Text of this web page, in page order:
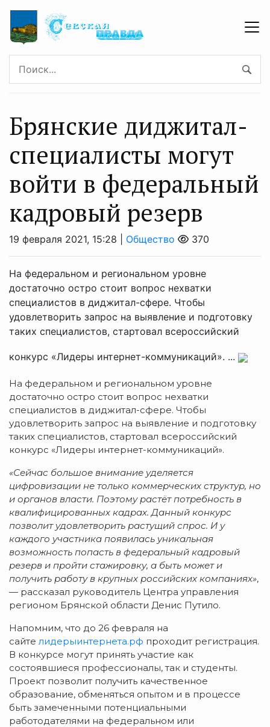
Брянские диджитал-
специалисты могут
войти в федеральный
кадровый резерв
19 февраля 2021, 15:28 | Общество 370
На федеральном и региональном уровне
достаточно остро стоит вопрос нехватки
специалистов в диджитал-сфере. Чтобы
удовлетворить запрос на выявление и подготовку
таких специалистов, стартовал всероссийский
конкурс «Лидеры интернет-коммуникаций». ...
На федеральном и региональном уровне
достаточно остро стоит вопрос нехватки
специалистов в диджитал-сфере. Чтобы
удовлетворить запрос на выявление и подготовку
таких специалистов, стартовал всероссийский
конкурс «Лидеры интернет-коммуникаций».
«Сейчас большое внимание уделяется
цифровизации не только коммерческих структур, но
и органов власти. Поэтому растёт потребность в
квалифицированных кадрах. Данный конкурс
позволит удовлетворить растущий спрос. И у
каждого участника появилась уникальная
возможность попасть в федеральный кадровый
резерв и пройти стажировку, а быть может и
получить работу в крупных российских компаниях»,
— рассказал руководитель Центра управления
регионом Брянской области Денис Путило.
Напомним, что до 26 февраля на
сайте лидерыинтернета.рф проходит регистрация.
В конкурсе могут принять участие как
состоявшиеся профессионалы, так и студенты.
Проект позволит получить качественное
образование, обменяться опытом и в процессе
быть замеченными потенциальными
работодателями на федеральном или